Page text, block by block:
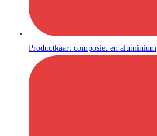
Productkaart composiet en aluminium